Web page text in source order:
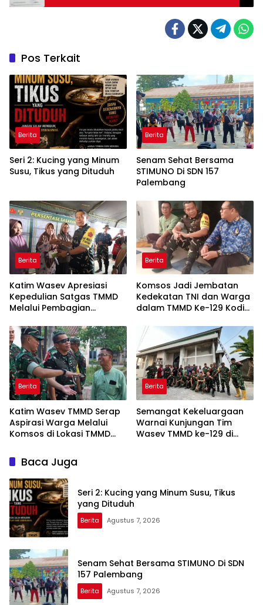
KORBAN MINTA WALIKOTA BERTINDAK
Pos Terkait
Berita
Seri 2: Kucing yang Minum
Susu, Tikus yang Dituduh
Berita
Senam Sehat Bersama
STIMUNO Di SDN 157
Palembang
Berita
Katim Wasev Apresiasi
Kepedulian Satgas TMMD
Melalui Pembagian
Berita
Komsos Jadi Jembatan
Kedekatan TNI dan Warga
dalam TMMD Ke-129 Kodim
Berita
Katim Wasev TMMD Serap
Aspirasi Warga Melalui
Komsos di Lokasi TMMD
Berita
Semangat Kekeluargaan
Warnai Kunjungan Tim
Wasev TMMD ke-129 di
Baca Juga
Seri 2: Kucing yang Minum Susu, Tikus
yang Dituduh
Berita Agustus 7, 2026
Senam Sehat Bersama STIMUNO Di SDN
157 Palembang
Berita Agustus 7, 2026